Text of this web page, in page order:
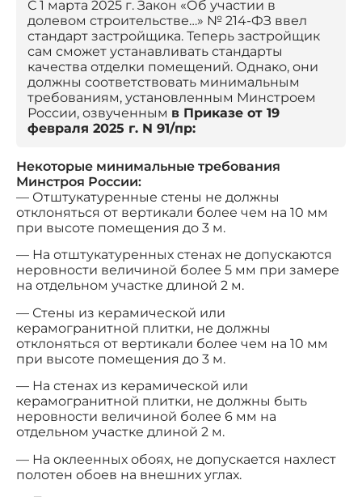
С 1 марта 2025 г. Закон «Об участии в
долевом строительстве…» № 214-ФЗ ввел
стандарт застройщика. Теперь застройщик
сам сможет устанавливать стандарты
качества отделки помещений. Однако, они
должны соответствовать минимальным
требованиям, установленным Минстроем
России, озвученным в Приказе от 19
февраля 2025 г. N 91/пр:
Некоторые минимальные требования
Минстроя России:
— Отштукатуренные стены не должны
отклоняться от вертикали более чем на 10 мм
при высоте помещения до 3 м.
— На отштукатуренных стенах не допускаются
неровности величиной более 5 мм при замере
на отдельном участке длиной 2 м.
— Стены из керамической или
керамогранитной плитки, не должны
отклоняться от вертикали более чем на 10 мм
при высоте помещения до 3 м.
— На стенах из керамической или
керамогранитной плитки, не должны быть
неровности величиной более 6 мм на
отдельном участке длиной 2 м.
— На оклеенных обоях, не допускается нахлест
полотен обоев на внешних углах.